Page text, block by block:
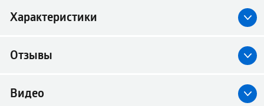
Характеристики
Отзывы
Видео